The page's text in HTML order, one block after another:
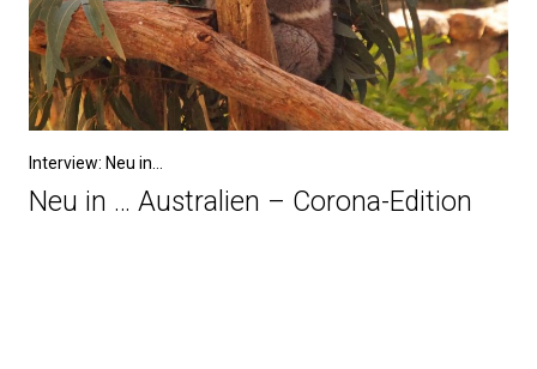
Interview: Neu in...
Neu in … Australien – Corona-Edition